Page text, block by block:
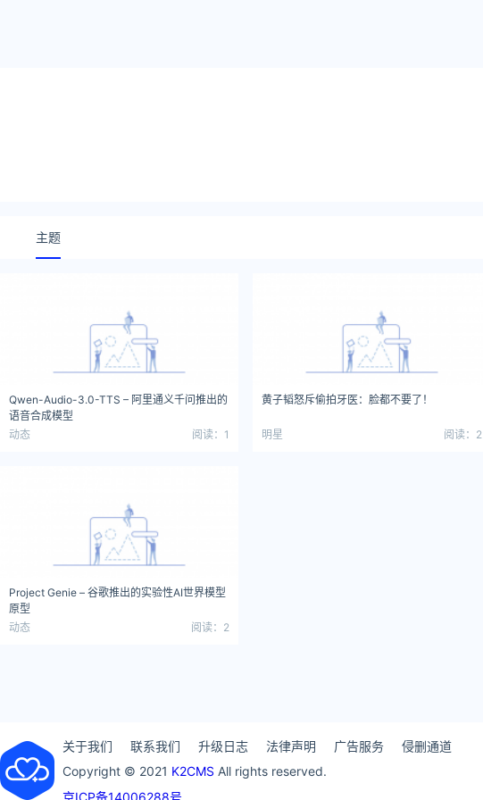
主题
Qwen-Audio-3.0-TTS – 阿里通义千问推出的
语音合成模型
动态
阅读：1
黄子韬怒斥偷拍牙医：脸都不要了！
明星 阅读：2
Project Genie – 谷歌推出的实验性AI世界模型
原型
动态
阅读：2
关于我们 联系我们 升级日志 法律声明 广告服务
侵删通道
Copyright © 2021 K2CMS All rights reserved.
京ICP备14006288号